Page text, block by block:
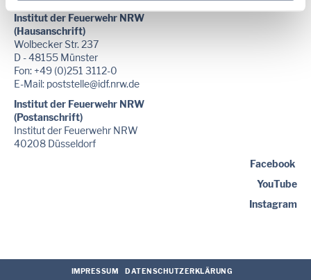
Institut der Feuerwehr NRW
(Hausanschrift)
Wolbecker Str. 237
D - 48155 Münster
Fon: +49 (0)251 3112-0
E-Mail: poststelle@idf.nrw.de
Institut der Feuerwehr NRW
(Postanschrift)
Institut der Feuerwehr NRW
40208 Düsseldorf
Facebook
YouTube
Instagram
IMPRESSUM DATENSCHUTZERKLÄRUNG